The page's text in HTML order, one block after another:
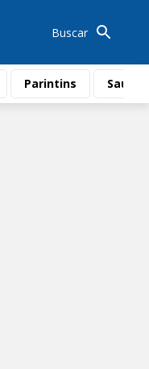
Buscar
Parintins Saúde